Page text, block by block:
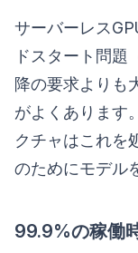
サーバーレス
ドスタート問題
降の要求よりも
がよくあります
クチャはこれを
のためにモデル
99.9%の稼働